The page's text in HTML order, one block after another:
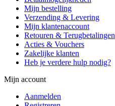
Mijn bestelling
Verzending & Levering
Mijn klantenaccount
Retouren & Terugbetalingen
Acties & Vouchers
Zakelijke klanten
Heb je verdere hulp nodig?
Mijn account
Aanmelden